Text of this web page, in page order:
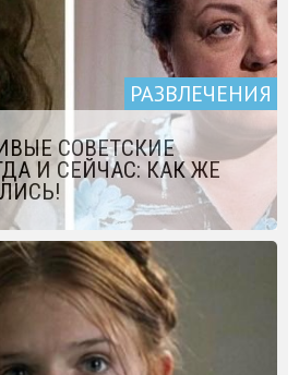
РАЗВЛЕЧЕНИЯ
СОВЕТСКИЕ
И СЕЙЧАС: КАК ЖЕ